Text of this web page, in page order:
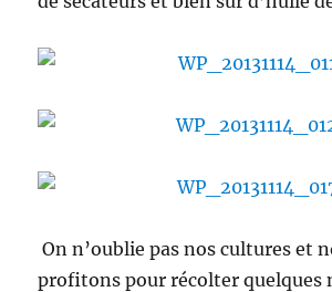
On n’oublie pas nos cultures et
profitons pour récolter quelques